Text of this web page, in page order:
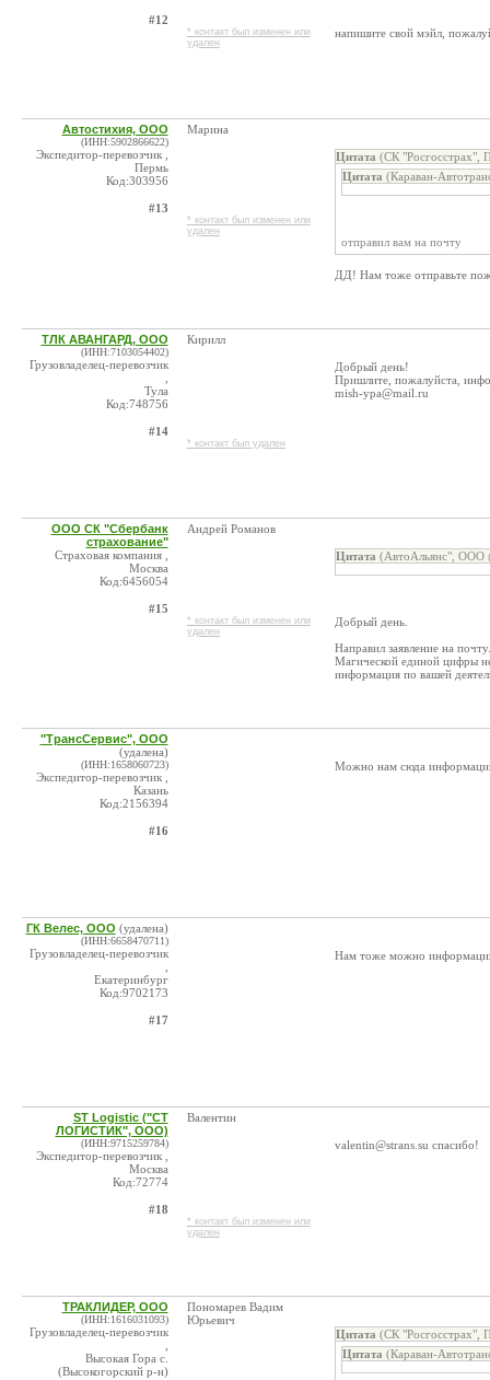
#12
* контакт был изменен или
удален
напишите свой мэйл,
Автостихия, ООО
(ИНН:5902866622)
Экспедитор-перевозчик ,
Пермь
Код:303956
#13
Марина
* контакт был изменен или
удален
Цитата (СК "Росгосстрах",
Цитата (Караван-
отправил вам на почту
ДД! Нам тоже отправьте
ТЛК АВАНГАРД, ООО
(ИНН:7103054402)
Грузовладелец-перевозчик
Тула
Код:748756
#14
Кирилл
* контакт был удален
Добрый день!
Пришлите, пожалуйста,
mish-ypa@mail.ru
ООО СК "Сбербанк
страхование"
Страховая компания ,
Москва
Код:6456054
#15
Андрей Романов
* контакт был изменен или
удален
Цитата (АвтоАльянс", ООО
Добрый день.
Направил заявление на почту.
Магической единой цифры
информация по вашей
"ТрансСервис", ООО
(удалена)
(ИНН:1658060723)
Экспедитор-перевозчик ,
Казань
Код:2156394
#16
Можно нам сюда
ГК Велес, ООО (удалена)
(ИНН:6658470711)
Грузовладелец-перевозчик
Екатеринбург
Код:9702173
#17
Нам тоже можно
ST Logistic ("СТ
ЛОГИСТИК", ООО)
(ИНН:9715259784)
Экспедитор-перевозчик ,
Москва
Код:72774
#18
Валентин
* контакт был изменен или
удален
valentin@strans.su спасибо!
ТРАКЛИДЕР, ООО
(ИНН:1616031093)
Грузовладелец-перевозчик
Высокая Гора с.
(Высокогорский р-н)
Пономарев Вадим
Юрьевич
Цитата (СК "Росгосстрах",
Цитата (Караван-